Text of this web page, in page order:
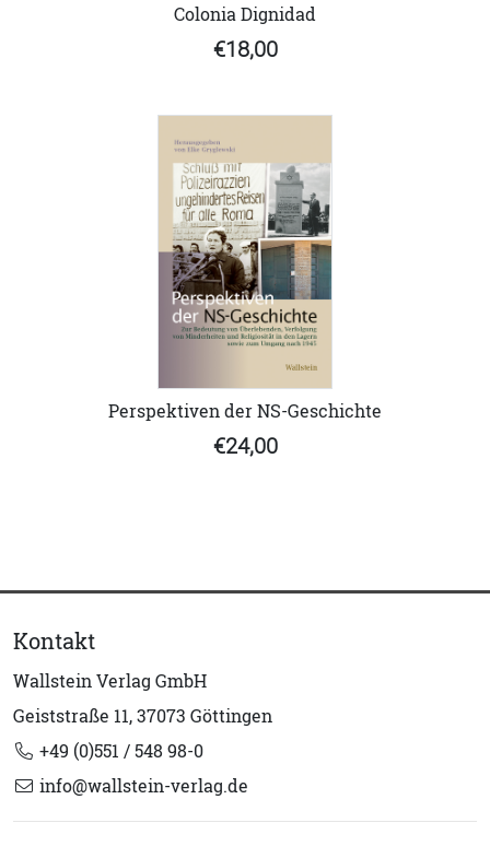
Colonia Dignidad
€18,00
Perspektiven der NS-Geschichte
€24,00
Kontakt
Wallstein Verlag GmbH
Geiststraße 11, 37073 Göttingen
+49 (0)551 / 548 98-0
info@wallstein-verlag.de